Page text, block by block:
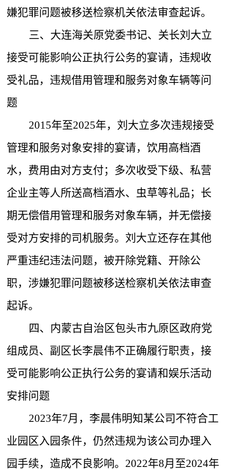
嫌犯罪问题被移送检察机关依法审查起诉。
三、大连海关原党委书记、关长刘大立
接受可能影响公正执行公务的宴请，违规收
受礼品，违规借用管理和服务对象车辆等问
题
2015年至2025年，刘大立多次违规接受
管理和服务对象安排的宴请，饮用高档酒
水，费用由对方支付；多次收受下级、私营
企业主等人所送高档酒水、虫草等礼品；长
期无偿借用管理和服务对象车辆，并无偿接
受对方安排的司机服务。刘大立还存在其他
严重违纪违法问题，被开除党籍、开除公
职，涉嫌犯罪问题被移送检察机关依法审查
起诉。
四、内蒙古自治区包头市九原区政府党
组成员、副区长李晨伟不正确履行职责，接
受可能影响公正执行公务的宴请和娱乐活动
安排问题
2023年7月，李晨伟明知某公司不符合工
业园区入园条件，仍然违规为该公司办理入
园手续，造成不良影响。2022年8月至2024年